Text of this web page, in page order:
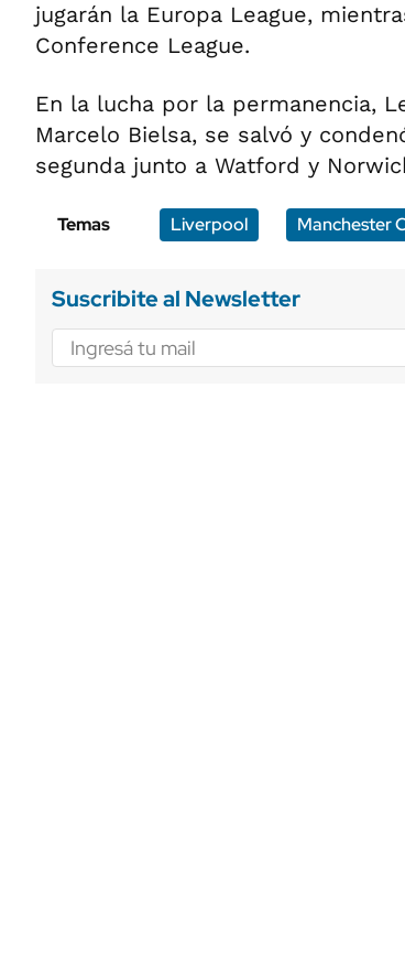
jugarán la Europa League,
Conference League.
En la lucha por la permanencia,
Marcelo Bielsa, se salvó y
segunda junto a Watford y
Temas Liverpool Manchester
Suscribite al Newsletter